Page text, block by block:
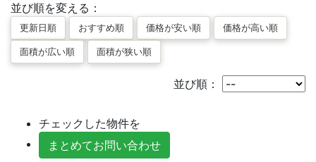
並び順を変える：
並び順：
チェックした物件を
まとめてお問い合わせ